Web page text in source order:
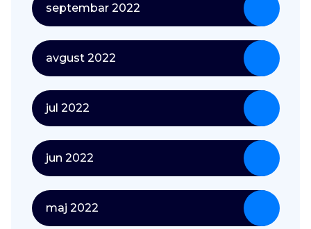
septembar 2022
avgust 2022
jul 2022
jun 2022
maj 2022